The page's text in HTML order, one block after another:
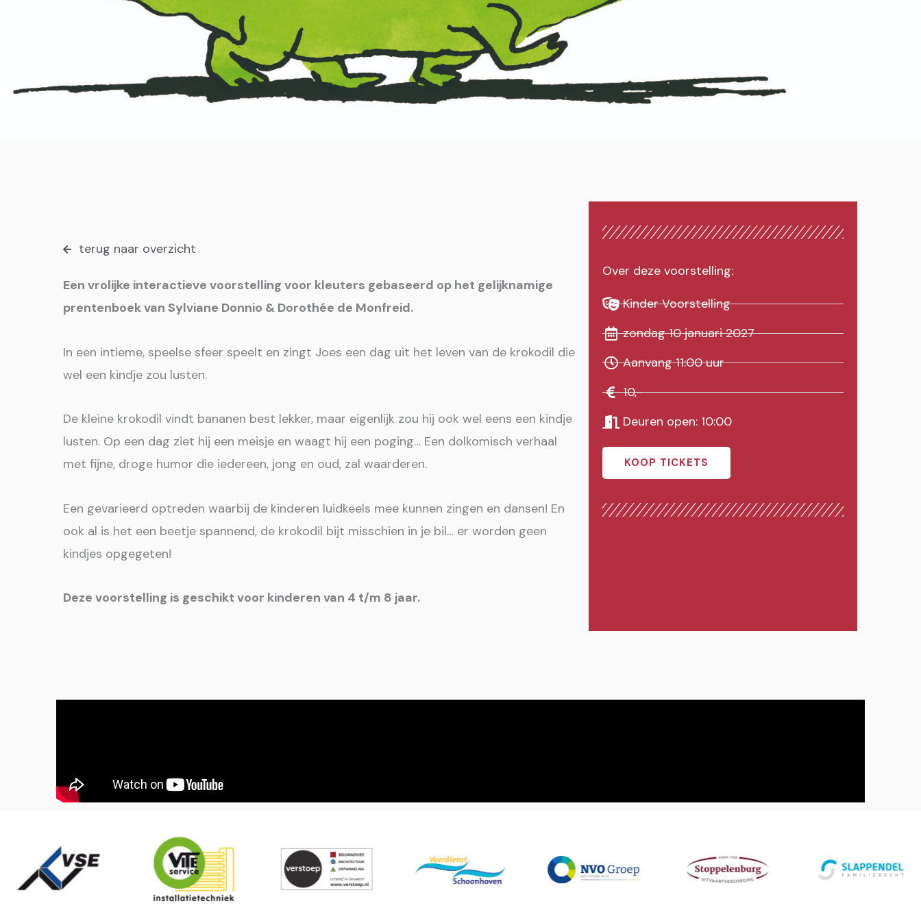
terug naar overzicht
Een vrolijke interactieve voorstelling voor kleuters gebaseerd op het gelijknamige
prentenboek van Sylviane Donnio & Dorothée de Monfreid.
In een intieme, speelse sfeer speelt en zingt Joes een dag uit het leven van de krokodil die
wel een kindje zou lusten.
De kleine krokodil vindt bananen best lekker, maar eigenlijk zou hij ook wel eens een kindje
lusten. Op een dag ziet hij een meisje en waagt hij een poging… Een dolkomisch verhaal
met fijne, droge humor die iedereen, jong en oud, zal waarderen.
Een gevarieerd optreden waarbij de kinderen luidkeels mee kunnen zingen en dansen! En
ook al is het een beetje spannend, de krokodil bijt misschien in je bil… er worden geen
kindjes opgegeten!
Deze voorstelling is geschikt voor kinderen van 4 t/m 8 jaar.
Over deze voorstelling:
Kinder Voorstelling
zondag 10 januari 2027
Aanvang 11:00 uur
10,-
Deuren open: 10:00
KOOP TICKETS